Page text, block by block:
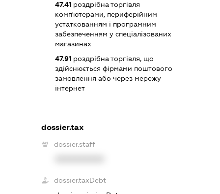
47.41 роздрібна торгівля
комп'ютерами, периферійним
устаткованням і програмним
забезпеченням у спеціалізованих
магазинах
47.91 роздрібна торгівля, що
здійснюється фірмами поштового
замовлення або через мережу
інтернет
dossier.tax
dossier.staff
dossier.taxDebt